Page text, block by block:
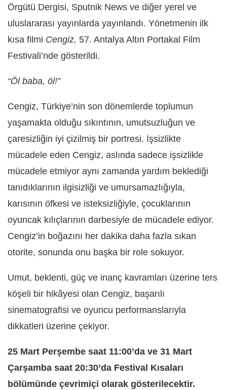
Örgütü Dergisi, Sputnik News ve diğer yerel ve
uluslararası yayınlarda yayınlandı. Yönetmenin ilk
kısa filmi Cengiz, 57. Antalya Altın Portakal Film
Festivali’nde gösterildi.
“Öl baba, öl!”
Cengiz, Türkiye’nin son dönemlerde toplumun
yaşamakta olduğu sıkıntının, umutsuzluğun ve
çaresizliğin iyi çizilmiş bir portresi. İşsizlikte
mücadele eden Cengiz, aslında sadece işsizlikle
mücadele etmiyor aynı zamanda yardım beklediği
tanıdıklarının ilgisizliği ve umursamazlığıyla,
karısının öfkesi ve isteksizliğiyle, çocuklarının
oyuncak kılıçlarının darbesiyle de mücadele ediyor.
Cengiz’in boğazını her dakika daha fazla sıkan
otorite, sonunda onu başka bir role sokuyor.
Umut, beklenti, güç ve inanç kavramları üzerine ters
köşeli bir hikâyesi olan Cengiz, başarılı
sinematografisi ve oyuncu performanslarıyla
dikkatleri üzerine çekiyor.
25 Mart Perşembe saat 11:00’da ve 31 Mart
Çarşamba saat 20:30’da Festival Kısaları
bölümünde çevrimiçi olarak gösterilecektir.